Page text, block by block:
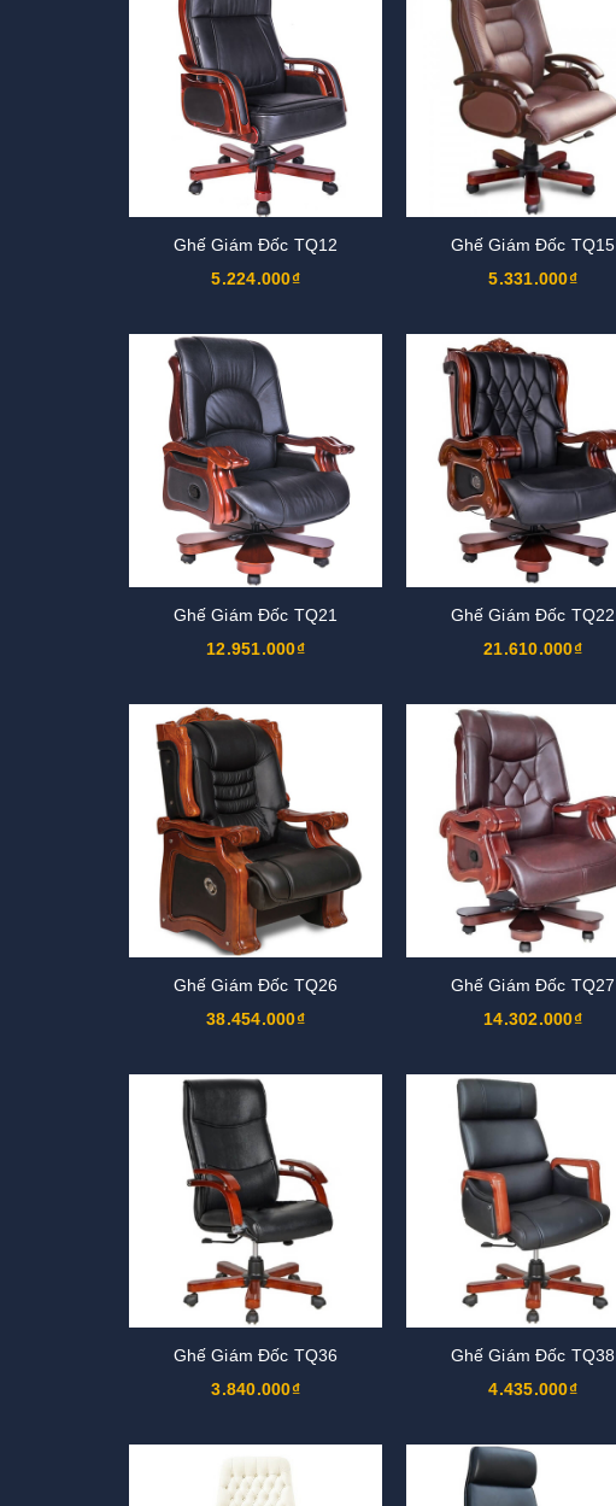
Ghế Giám Đốc TQ12
5.224.000₫
Ghế Giám Đốc TQ15
5.331.000₫
Ghế Giám Đốc TQ21
12.951.000₫
Ghế Giám Đốc TQ22
21.610.000₫
Ghế Giám Đốc TQ26
38.454.000₫
Ghế Giám Đốc TQ27
14.302.000₫
Ghế Giám Đốc TQ36
3.840.000₫
Ghế Giám Đốc TQ38
4.435.000₫